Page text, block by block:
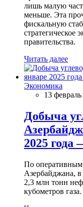
лишь малую
меньше. Эта
фискальную
стратегическое
правительства.
Читать далее
Экономика
13
Добыча
2025
По оперативным
Азербайджана,
2,3 млн тонн
кубометров газа.